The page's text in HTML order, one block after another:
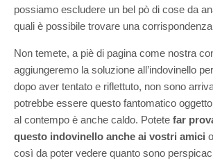
possiamo escludere un bel pò di cose da
quali è possibile trovare una
Non temete, a piè di pagina come nostra
aggiungeremo la soluzione all’indovinello
dopo aver tentato e riflettuto, non sono
potrebbe essere questo fantomatico
al contempo è anche caldo. Potete far
questo indovinello anche ai vostri amici
così da poter vedere quanto sono